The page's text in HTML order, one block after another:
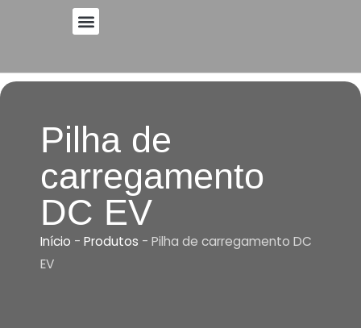
conteúdo
Pilha de
carregamento
DC EV
Início - Produtos - Pilha de carregamento DC
EV